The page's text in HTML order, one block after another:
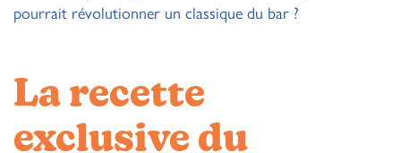
pourrait révolutionner un classique du bar ?
La recette
exclusive du